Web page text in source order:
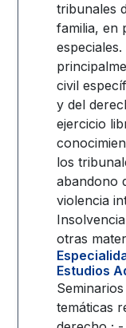
tribunales
familia, en
civil
y del
ejercicio
los
abandono
violencia
otras
Estudios
temáticas